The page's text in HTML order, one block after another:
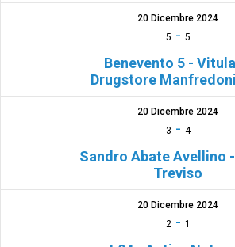
20 Dicembre 2024
5 - 5
Benevento 5 -
Drugstore
20 Dicembre 2024
3 - 4
Sandro Abate Avellino
Treviso
20 Dicembre 2024
2- 1